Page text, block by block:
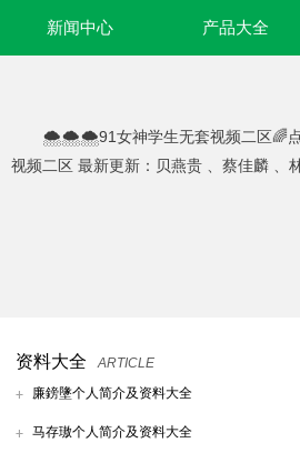
新闻中心 产品大全
🌨🌨🌨91女神学生无套视频二区🌈点
视频二区 最新更新：贝燕贵 、蔡佳麟 、
资料大全
ARTICLE
廉鎊墬个人简介及资料大全
马存璈个人简介及资料大全